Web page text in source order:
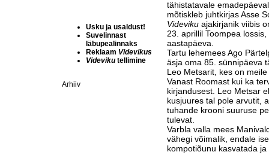
Usku ja usaldust!
Suvelinnast
läbupealinnaks
Reklaam Videvikus
Videviku tellimine
Arhiiv
tähistatavale
mõtiskleb juhtkirjas Asse
Videviku ajakirjanik viibis
23. aprillil Toompea
aastapäeva.
Tartu lehemees Ago
äsja oma 85. sünnipäeva
Leo Metsarit, kes on
Vanast Roomast kui ka
kirjandusest. Leo Metsar
kusjuures tal pole arvutit,
tuhande krooni suuruse
tulevat.
Varbla valla mees
vähegi võimalik, endale
kompotiõunu kasvatada